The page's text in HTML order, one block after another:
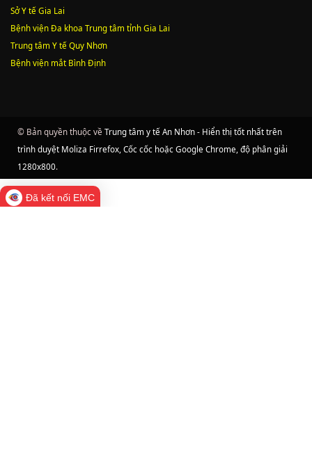
Sở Y tế Gia Lai
Bệnh viện Đa khoa Trung tâm tỉnh Gia Lai
Trung tâm Y tế Quy Nhơn
Bệnh viện mắt Bình Định
© Bản quyền thuộc về Trung tâm y tế An Nhơn - Hiển thị tốt nhất trên
trình duyệt Moliza Firrefox, Cốc cốc hoặc Google Chrome, độ phân giải
1280x800.
Đã kết nối EMC